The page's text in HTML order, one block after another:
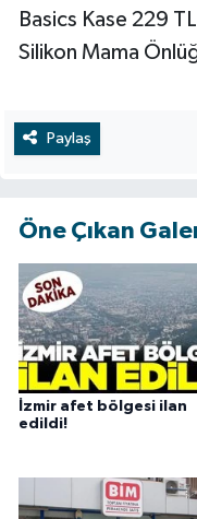
Basics Kase 229 TL
Silikon Mama
Paylaş
Öne Çıkan
İzmir afet bölgesi ilan
edildi!